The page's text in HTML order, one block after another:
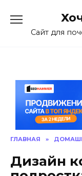
contentСайт для
ГЛАВНАЯ »
Дизайн